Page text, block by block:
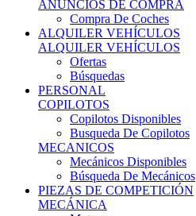
ANUNCIOS DE COMPRA
Compra De Coches
ALQUILER VEHÍCULOS
ALQUILER VEHÍCULOS
Ofertas
Búsquedas
PERSONAL
COPILOTOS
Copilotos Disponibles
Busqueda De Copilotos
MECANICOS
Mecánicos Disponibles
Búsqueda De Mecánicos
PIEZAS DE COMPETICIÓN
MECÁNICA